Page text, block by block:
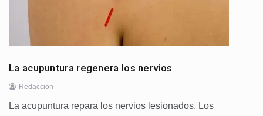
La acupuntura regenera los nervios
Redaccion
La acupuntura repara los nervios lesionados. Los